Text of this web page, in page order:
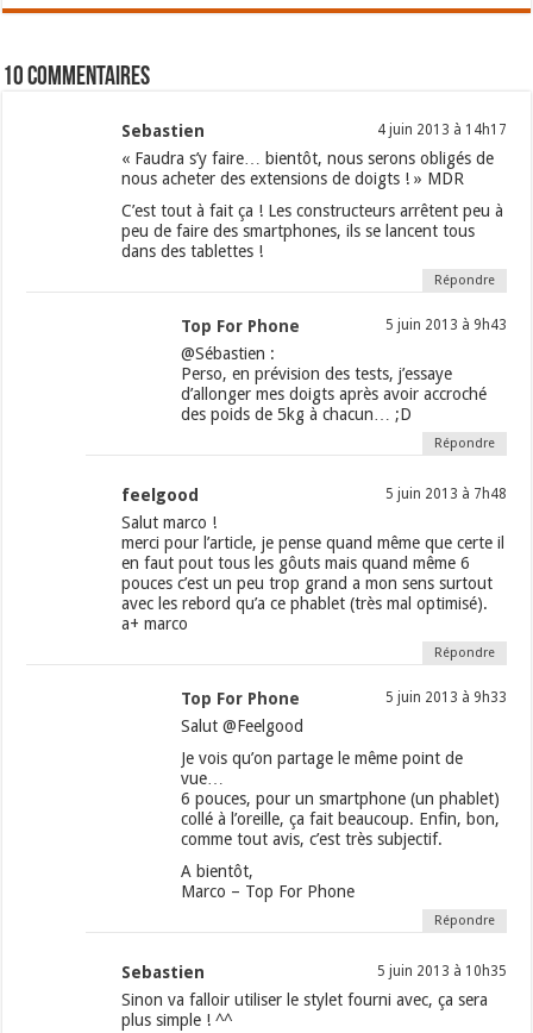
10 commentaires
Sebastien 4 juin 2013 à 14h17
« Faudra s’y faire… bientôt, nous serons obligés de
nous acheter des extensions de doigts ! » MDR
C’est tout à fait ça ! Les constructeurs arrêtent peu à
peu de faire des smartphones, ils se lancent tous
dans des tablettes !
Répondre
Top For Phone 5 juin 2013 à 9h43
@Sébastien :
Perso, en prévision des tests, j’essaye
d’allonger mes doigts après avoir accroché
des poids de 5kg à chacun… ;D
Répondre
feelgood 5 juin 2013 à 7h48
Salut marco !
merci pour l’article, je pense quand même que certe il
en faut pout tous les gôuts mais quand même 6
pouces c’est un peu trop grand a mon sens surtout
avec les rebord qu’a ce phablet (très mal optimisé).
a+ marco
Répondre
Top For Phone 5 juin 2013 à 9h33
Salut @Feelgood
Je vois qu’on partage le même point de
vue…
6 pouces, pour un smartphone (un phablet)
collé à l’oreille, ça fait beaucoup. Enfin, bon,
comme tout avis, c’est très subjectif.
A bientôt,
Marco – Top For Phone
Répondre
Sebastien 5 juin 2013 à 10h35
Sinon va falloir utiliser le stylet fourni avec, ça sera
plus simple ! ^^